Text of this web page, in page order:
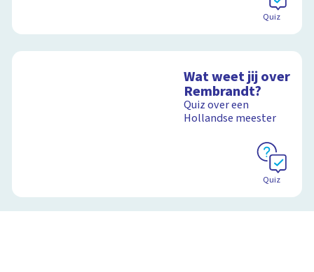
Quiz
Wat weet jij over
Rembrandt?
Quiz over een
Hollandse meester
Quiz